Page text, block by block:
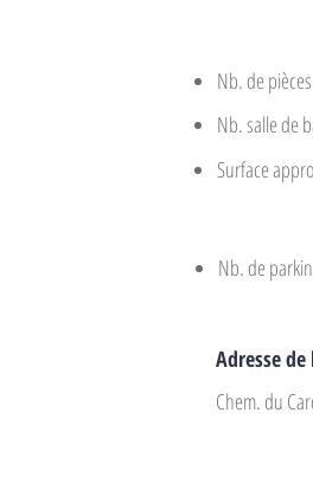
Nb. de
Nb. salle de
Surface
Nb. de
Adresse
Chem. du